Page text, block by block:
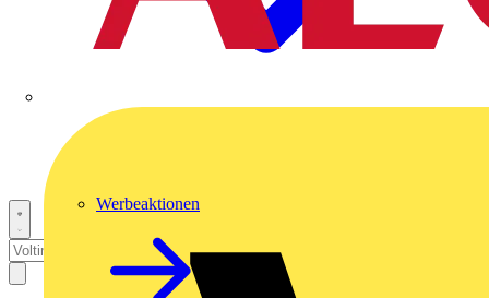
Werbeaktionen